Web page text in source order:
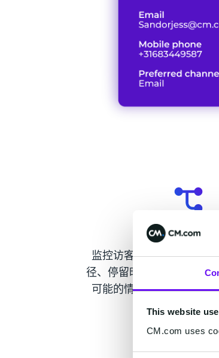
This website
CM.com uses
网页追踪
监控访客的浏览行为模式
径、停留时间、点击偏好等
可能的情况下将其与相关
联。